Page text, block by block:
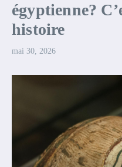
égyptienne?
histoire
mai 30, 2026